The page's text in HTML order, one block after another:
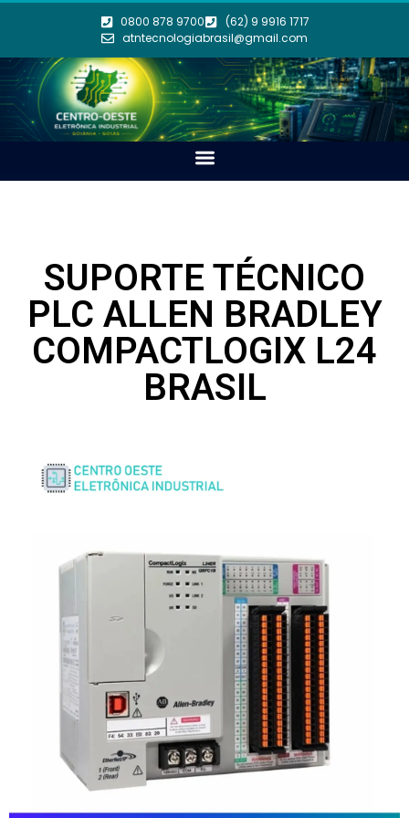
0800 878 9700
(62) 9 9916 1717
atntecnologiabrasil@gmail.com
SUPORTE TÉCNICO
PLC ALLEN BRADLEY
COMPACTLOGIX L24
BRASIL